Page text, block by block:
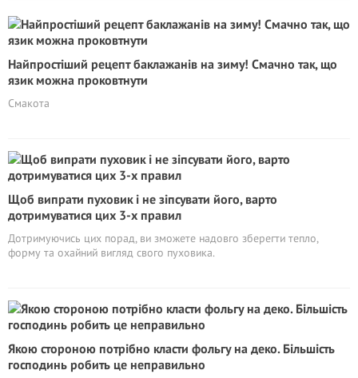
Найпростіший рецепт баклажанів на зиму! Смачно так, що
язик можна проковтнути
Смакота
Щоб випрати пуховик і не зіпсувати його, варто
дотримуватися цих 3-х правил
Дотримуючись цих порад, ви зможете надовго зберегти тепло,
форму та охайний вигляд свого пуховика.
Якою стороною потрібно класти фольгу на деко. Більшість
господинь робить це неправильно